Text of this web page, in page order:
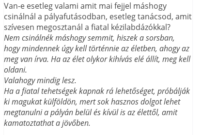
Van-e esetleg valami amit mai fejjel máshogy
csinálnál a pályafutásodban, esetleg tanácsod, amit
szívesen megosztanál a fiatal kézilabdázókkal?
Nem csinálnék máshogy semmit, hiszek a sorsban,
hogy mindennek úgy kell történnie az életben, ahogy az
meg van írva. Ha az élet olykor kihívás elé állít, meg kell
oldani.
Valahogy mindig lesz.
Ha a fiatal tehetségek kapnak rá lehetőséget, próbálják
ki magukat külföldön, mert sok hasznos dolgot lehet
megtanulni a pályán belül és kívül is az élettől, amit
kamatoztathat a jövőben.